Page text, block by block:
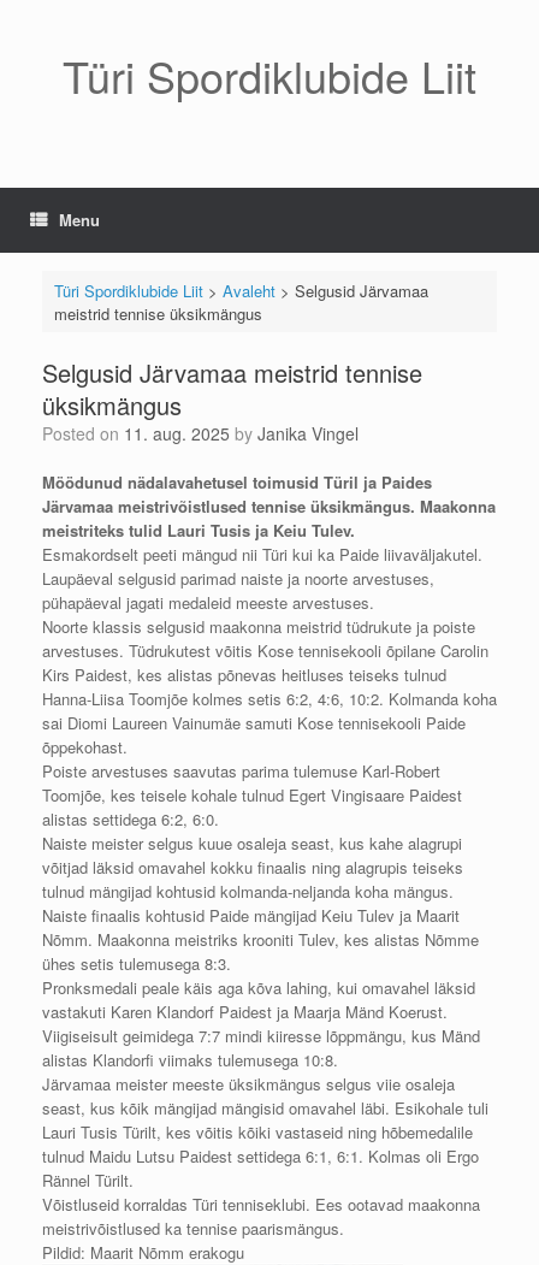
Türi Spordiklubide Liit
Menu
Türi Spordiklubide Liit> Avaleht> Selgusid Järvamaa
meistrid tennise üksikmängus
Selgusid Järvamaa meistrid tennise
üksikmängus
Posted on 11. aug. 2025 by Janika Vingel
Möödunud nädalavahetusel toimusid Türil ja Paides
Järvamaa meistrivõistlused tennise üksikmängus. Maakonna
meistriteks tulid Lauri Tusis ja Keiu Tulev.
Esmakordselt peeti mängud nii Türi kui ka Paide liivaväljakutel.
Laupäeval selgusid parimad naiste ja noorte arvestuses,
pühapäeval jagati medaleid meeste arvestuses.
Noorte klassis selgusid maakonna meistrid tüdrukute ja poiste
arvestuses. Tüdrukutest võitis Kose tennisekooli õpilane Carolin
Kirs Paidest, kes alistas põnevas heitluses teiseks tulnud
Hanna-Liisa Toomjõe kolmes setis 6:2, 4:6, 10:2. Kolmanda koha
sai Diomi Laureen Vainumäe samuti Kose tennisekooli Paide
õppekohast.
Poiste arvestuses saavutas parima tulemuse Karl-Robert
Toomjõe, kes teisele kohale tulnud Egert Vingisaare Paidest
alistas settidega 6:2, 6:0.
Naiste meister selgus kuue osaleja seast, kus kahe alagrupi
võitjad läksid omavahel kokku finaalis ning alagrupis teiseks
tulnud mängijad kohtusid kolmanda-neljanda koha mängus.
Naiste finaalis kohtusid Paide mängijad Keiu Tulev ja Maarit
Nõmm. Maakonna meistriks krooniti Tulev, kes alistas Nõmme
ühes setis tulemusega 8:3.
Pronksmedali peale käis aga kõva lahing, kui omavahel läksid
vastakuti Karen Klandorf Paidest ja Maarja Mänd Koerust.
Viigiseisult geimidega 7:7 mindi kiiresse lõppmängu, kus Mänd
alistas Klandorfi viimaks tulemusega 10:8.
Järvamaa meister meeste üksikmängus selgus viie osaleja
seast, kus kõik mängijad mängisid omavahel läbi. Esikohale tuli
Lauri Tusis Türilt, kes võitis kõiki vastaseid ning hõbemedalile
tulnud Maidu Lutsu Paidest settidega 6:1, 6:1. Kolmas oli Ergo
Rännel Türilt.
Võistluseid korraldas Türi tenniseklubi. Ees ootavad maakonna
meistrivõistlused ka tennise paarismängus.
Pildid: Maarit Nõmm erakogu